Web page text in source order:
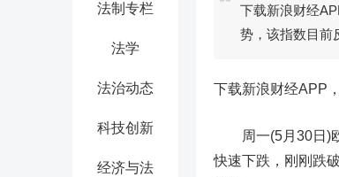
法制专栏
法学
法治动态
科技创新
经济与法
下载新浪财经
势，该指数目前
下载新浪财经APP
周一(5月30日)欧
快速下跌，刚刚跌